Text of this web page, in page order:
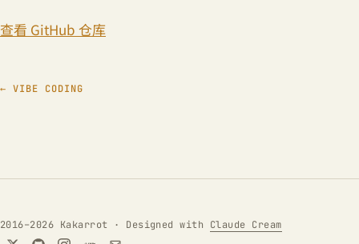
查看 GitHub 仓库
← VIBE CODING
2016–2026 Kakarrot · Designed with Claude Cream